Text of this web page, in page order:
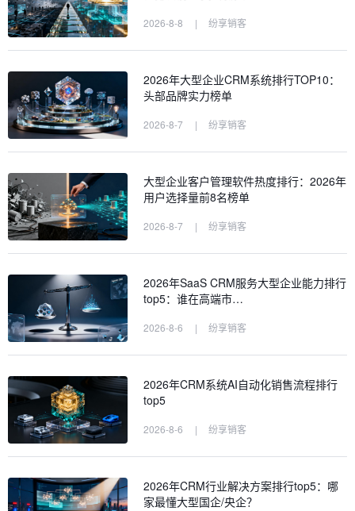
2026-8-8 | 纷享销客
2026年大型企业CRM系统排行TOP10：
头部品牌实力榜单
2026-8-7 | 纷享销客
大型企业客户管理软件热度排行：2026年
用户选择量前8名榜单
2026-8-7 | 纷享销客
2026年SaaS CRM服务大型企业能力排行
top5：谁在高端市…
2026-8-6 | 纷享销客
2026年CRM系统AI自动化销售流程排行
top5
2026-8-6 | 纷享销客
2026年CRM行业解决方案排行top5：哪
家最懂大型国企/央企？